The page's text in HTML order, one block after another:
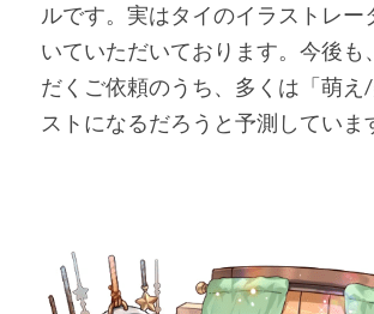
ルです。実はタイのイラストレー
いていただいております。 今後も
だくご依頼のうち、多くは「萌え
ストになるだろうと予測していま